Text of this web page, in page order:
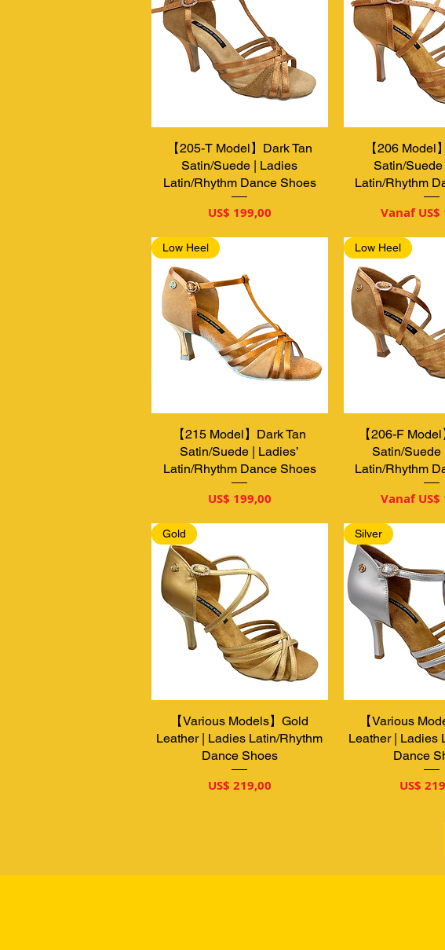
Snel overzicht
【205-T Model】Dark Tan
Satin/Suede | Ladies
Latin/Rhythm Dance Shoes
Prijs
US$ 199,00
Snel
【206 Model
Satin/
Latin/Rhythm
Vanaf
Snel overzicht
Low Heel
【215 Model】Dark Tan
Satin/Suede | Ladies’
Latin/Rhythm Dance Shoes
Prijs
US$ 199,00
Snel
Low Heel
【206-F
Satin/Suede
Latin/Rhythm
Vanaf
Snel overzicht
Gold
【Various Models】Gold
Leather | Ladies Latin/Rhythm
Dance Shoes
Prijs
US$ 219,00
Snel
Silver
【Various
Leather | Ladies
Dance
Prijs
US$